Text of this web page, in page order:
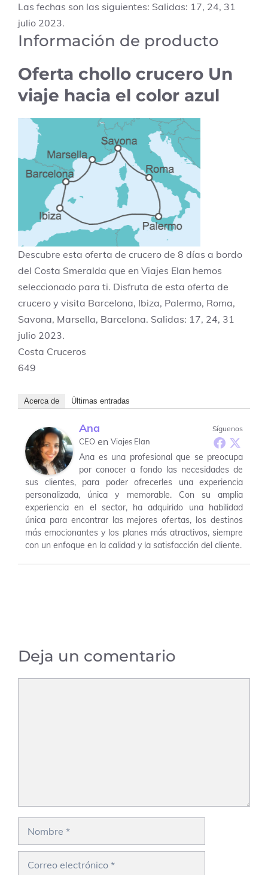
Las fechas son las siguientes: Salidas: 17, 24, 31
julio 2023.
Información de producto
Oferta chollo crucero Un
viaje hacia el color azul
Descubre esta oferta de crucero de 8 días a bordo
del Costa Smeralda que en Viajes Elan hemos
seleccionado para ti. Disfruta de esta oferta de
crucero y visita Barcelona, Ibiza, Palermo, Roma,
Savona, Marsella, Barcelona. Salidas: 17, 24, 31
julio 2023.
Costa Cruceros
649
Acerca de Últimas entradas
Síguenos
Ana
CEO en Viajes Elan
Ana es una profesional que se preocupa
por conocer a fondo las necesidades de
sus clientes, para poder ofrecerles una experiencia
personalizada, única y memorable. Con su amplia
experiencia en el sector, ha adquirido una habilidad
única para encontrar las mejores ofertas, los destinos
más emocionantes y los planes más atractivos, siempre
con un enfoque en la calidad y la satisfacción del cliente.
Deja un comentario